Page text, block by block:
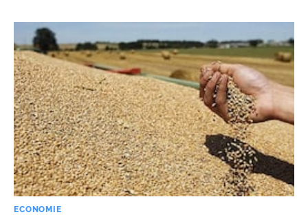
ECONOMIE